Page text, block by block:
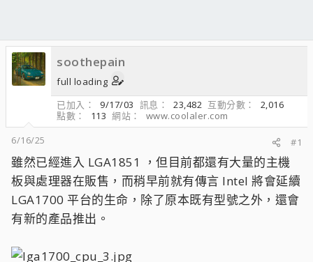
soothepain
full loading
已加入
9/17/03 訊息 23,482 互動分數
2,016
點數
113 網站
www.coolaler.com
6/16/25
#1
雖然已經進入 LGA1851 ，但目前都還有大量的主機
板與處理器在販售，而稍早前就有傳言 Intel 將會延續
LGA1700 平台的生命，除了原本既有型號之外，還會
有新的產品推出。